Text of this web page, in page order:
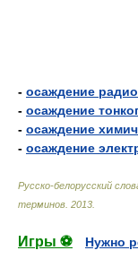
- осаждение
- осаждение
- осаждение
- осаждение
Русско-белорусский
терминов 2013
Игры ⚽
Нужно